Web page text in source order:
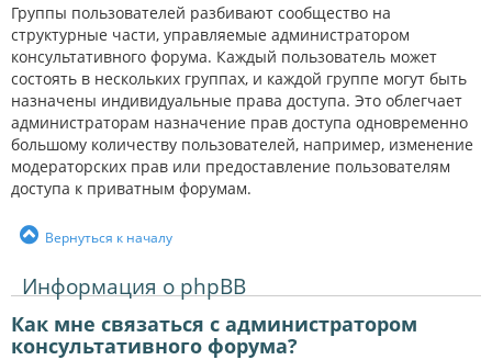
Группы пользователей разбивают сообщество на
структурные части, управляемые администратором
консультативного форума. Каждый пользователь может
состоять в нескольких группах, и каждой группе могут быть
назначены индивидуальные права доступа. Это облегчает
администраторам назначение прав доступа одновременно
большому количеству пользователей, например, изменение
модераторских прав или предоставление пользователям
доступа к приватным форумам.
Вернуться к началу
Информация о phpBB
Как мне связаться с администратором
консультативного форума?